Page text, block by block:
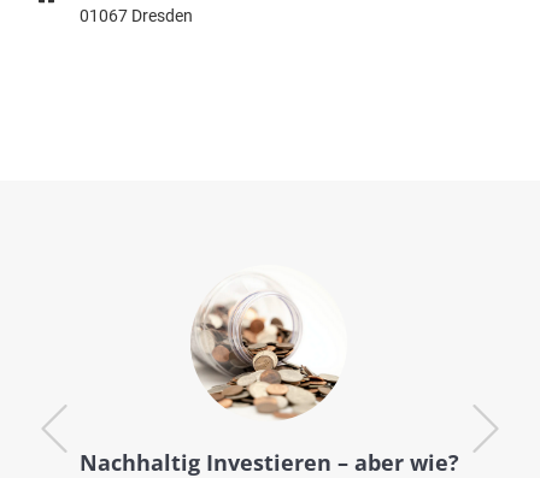
01067 Dresden
Nachhaltig Investieren – aber wie?